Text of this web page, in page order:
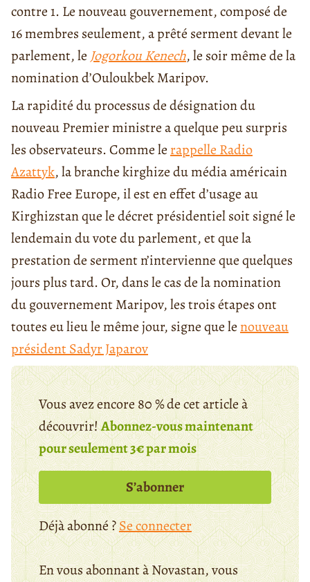
contre 1. Le nouveau gouvernement, composé de
16 membres seulement, a prêté serment devant le
parlement, le Jogorkou Kenech, le soir même de la
nomination d’Ouloukbek Maripov.
La rapidité du processus de désignation du
nouveau Premier ministre a quelque peu surpris
les observateurs. Comme le rappelle Radio
Azattyk, la branche kirghize du média américain
Radio Free Europe, il est en effet d’usage au
Kirghizstan que le décret présidentiel soit signé le
lendemain du vote du parlement, et que la
prestation de serment n’intervienne que quelques
jours plus tard. Or, dans le cas de la nomination
du gouvernement Maripov, les trois étapes ont
toutes eu lieu le même jour, signe que lenouveau
président Sadyr Japarov
Vous avez encore 80 % de cet article à
découvrir!Abonnez-vous maintenant
pour seulement 3€ par mois
S’abonner
Déjà abonné ?Se connecter
En vous abonnant à Novastan, vous